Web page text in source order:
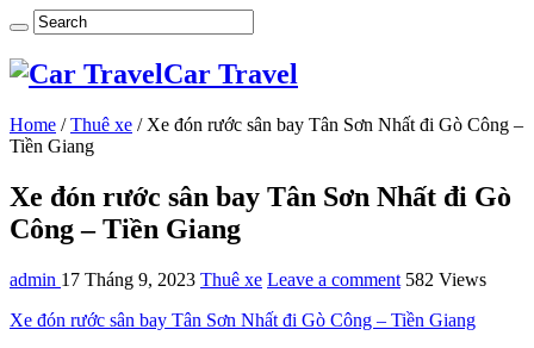
Car Travel
Home / Thuê xe / Xe đón rước sân bay Tân Sơn Nhất đi Gò Công –
Tiền Giang
Xe đón rước sân bay Tân Sơn Nhất đi Gò
Công – Tiền Giang
admin 17 Tháng 9, 2023 Thuê xe Leave a comment 582 Views
Xe đón rước sân bay Tân Sơn Nhất đi Gò Công – Tiền Giang